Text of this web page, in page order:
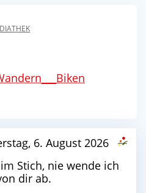
6. August 2026
Stich, nie wende ich
dir ab.